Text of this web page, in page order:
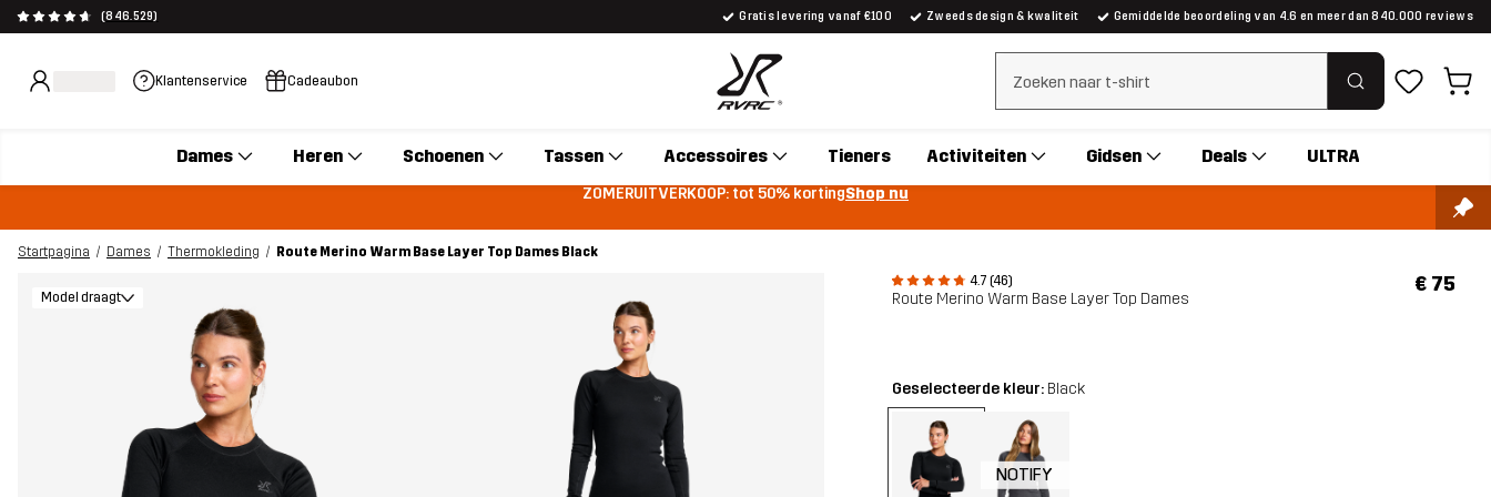
(846.529) Gratis levering vanaf €100 Zweeds design & kwaliteit Gemiddelde beoordeling van 4.6 en meer dan 840.000 reviews
Klantenservice Cadeaubon Zoeken wissen
Dames Heren Schoenen Tassen Accessoires Tieners Activiteiten Gidsen Deals ULTRA
ZOMERUITVERKOOP: tot 50% kortingShop nu
Startpagina Dames Thermokleding
Route Merino Warm Base Layer Top Dames Black
4.7 (46)
Route Merino Warm Base Layer Top Dames
€ 75
Model draagt
Geselecteerde kleur: Black
NOTIFY